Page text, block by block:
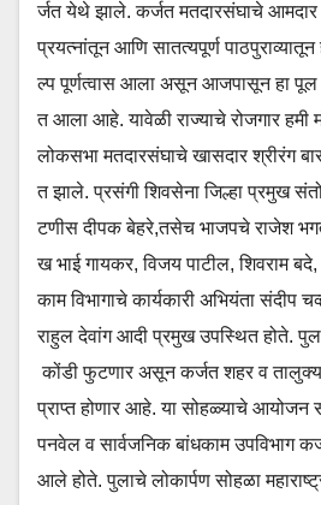
र्जत येथे झाले. कर्जत मतदारसंघाचे आमदार
प्रयत्नांतून आणि सातत्यपूर्ण पाठपुराव्यातून
ल्प पूर्णत्वास आला असून आजपासून हा पूल
त आला आहे. यावेळी राज्याचे रोजगार हमी
लोकसभा मतदारसंघाचे खासदार श्रीरंग
त झाले. प्रसंगी शिवसेना जिल्हा प्रमुख
टणीस दीपक बेहरे,तसेच भाजपचे राजेश
ख भाई गायकर, विजय पाटील, शिवराम बदे,
काम विभागाचे कार्यकारी अभियंता संदीप
राहुल देवांग आदी प्रमुख उपस्थित होते.
कोंडी फुटणार असून कर्जत शहर व
प्राप्त होणार आहे. या सोहळ्याचे आयोजन
पनवेल व सार्वजनिक बांधकाम उपविभाग
आले होते. पुलाचे लोकार्पण सोहळा